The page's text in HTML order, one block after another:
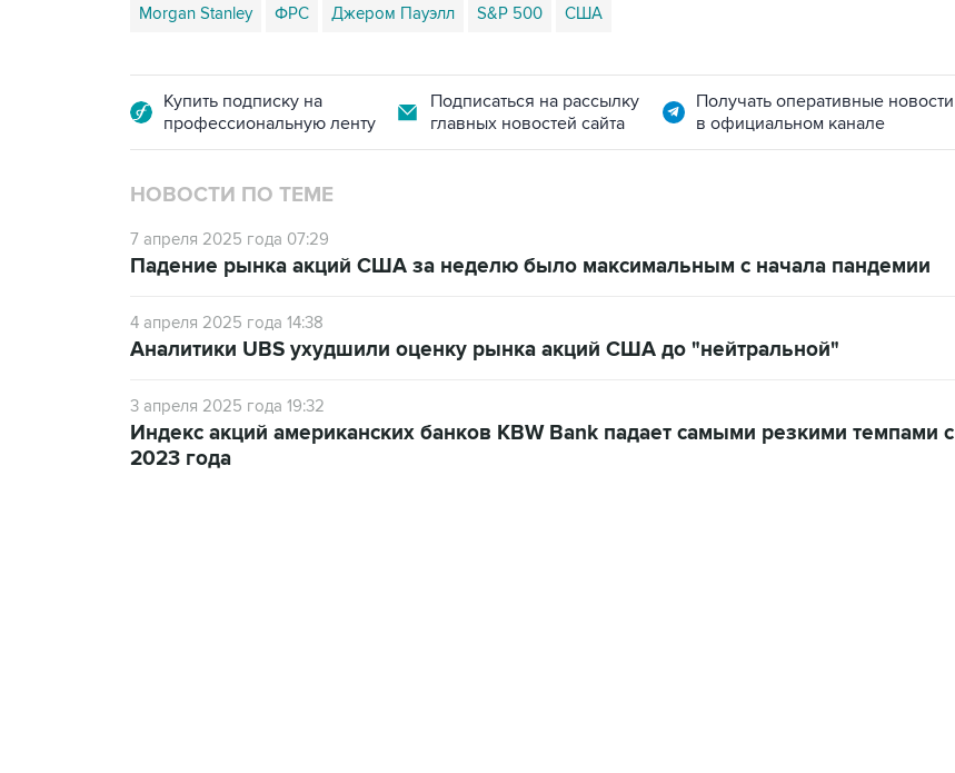
Morgan Stanley ФРС Джером Пауэлл S&P 500 США
Купить подписку на
профессиональную ленту
Подписаться на рассылку
главных новостей сайта
Получать оперативные новости
в официальном канале
НОВОСТИ ПО ТЕМЕ
7 апреля 2025 года 07:29
Падение рынка акций США за неделю было максимальным с начала пандемии
4 апреля 2025 года 14:38
Аналитики UBS ухудшили оценку рынка акций США до "нейтральной"
3 апреля 2025 года 19:32
Индекс акций американских банков KBW Bank падает самыми резкими темпами с
2023 года